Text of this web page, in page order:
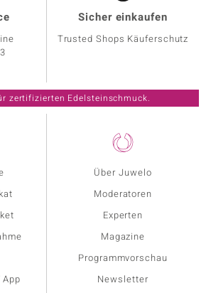
Über Juwelo
Moderatoren
Experten
Magazine
Programmvorschau
Newsletter
Sicher einkaufen
Trusted Shops Käuferschutz
zertifizierten Edelsteinschmuck.